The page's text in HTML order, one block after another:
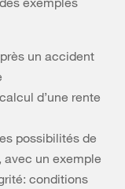
un accident
d’une rente
possibilités de
avec un exemple
conditions